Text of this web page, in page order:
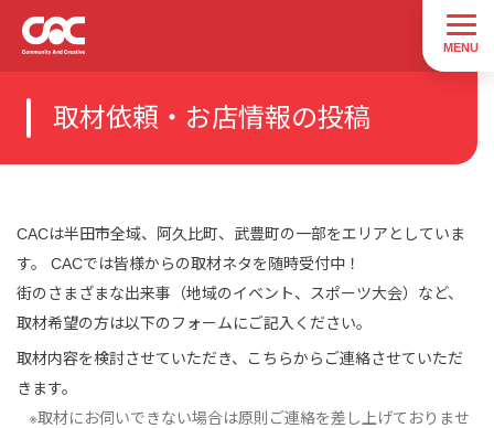
取材依頼・お店情報の投稿
CACは半田市全域、阿久比町、武豊町の一部をエリアとしていま
す。 CACでは皆様からの取材ネタを随時受付中！
街のさまざまな出来事（地域のイベント、スポーツ大会）など、
取材希望の方は以下のフォームにご記入ください。
取材内容を検討させていただき、こちらからご連絡させていただ
きます。
※取材にお伺いできない場合は原則ご連絡を差し上げておりませ